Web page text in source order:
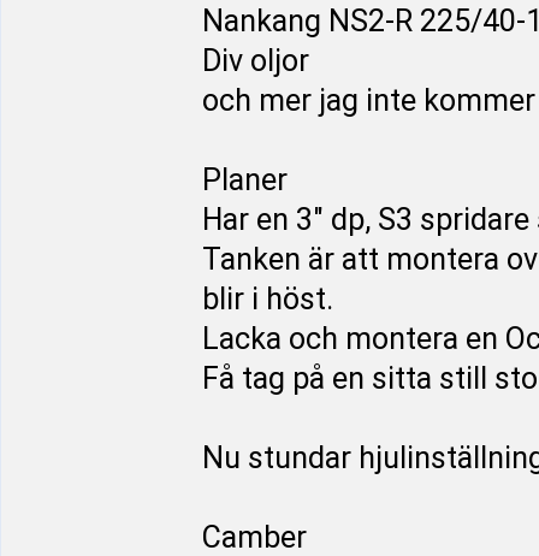
Nankang NS2-R 225/40-
Div oljor
och mer jag inte
Planer
Har en 3" dp, S3
Tanken är att montera
blir i höst.
Lacka och montera en
Få tag på en sitta still
Nu stundar
Camber